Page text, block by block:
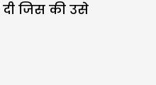
जिस की उसे